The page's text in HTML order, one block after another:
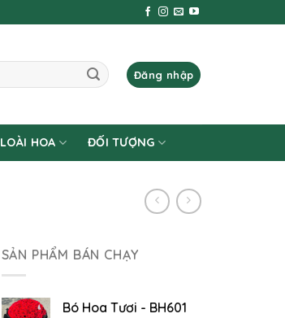
Đăng nhập
LOÀI HOA ĐỐI TƯỢNG
SẢN PHẨM BÁN CHẠY
Bó Hoa Tươi - BH601